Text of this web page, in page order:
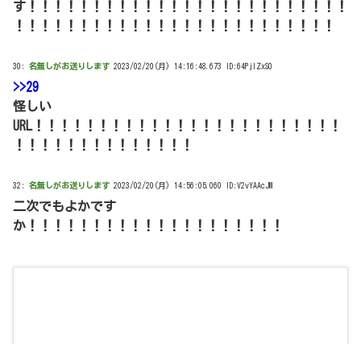
す！！！！！！！！！！！！！！！！！！！！！！！！！
！！！！！！！！！！！！！！！！！！！！！！！！！
30: 名無しがお送りします 2023/02/20(月) 14:16:48.673 ID:64PjIZxS0
>>29
怪しい
URL！！！！！！！！！！！！！！！！！！！！！！！！
！！！！！！！！！！！！！！
32: 名無しがお送りします 2023/02/20(月) 14:56:05.060 ID:V2vYAAcJM
二次でもよかです
か！！！！！！！！！！！！！！！！！！！！